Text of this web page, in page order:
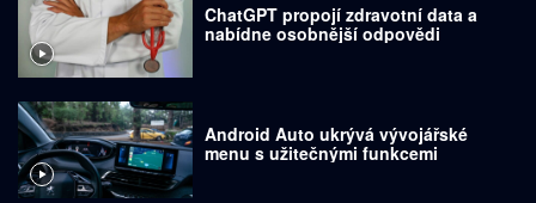
ChatGPT propojí zdravotní data a
nabídne osobnější odpovědi
Android Auto ukrývá vývojářské
menu s užitečnými funkcemi